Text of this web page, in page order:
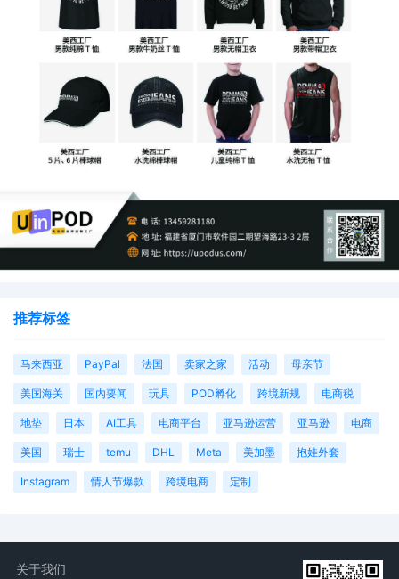
推荐标签
马来西亚 PayPal 法国 卖家之家 活动 母亲节
美国海关 国内要闻 玩具 POD孵化 跨境新规 电商税
地垫 日本 AI工具 电商平台 亚马逊运营 亚马逊 电商
美国 瑞士 temu DHL Meta 美加墨 抱娃外套
Instagram 情人节爆款 跨境电商 定制
关于我们